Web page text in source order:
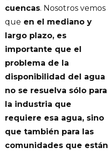
cuencas. Nosotros vemos
que en el mediano y
largo plazo, es
importante que el
problema de la
disponibilidad del agua
no se resuelva sólo para
la industria que
requiere esa agua, sino
que también para las
comunidades que están